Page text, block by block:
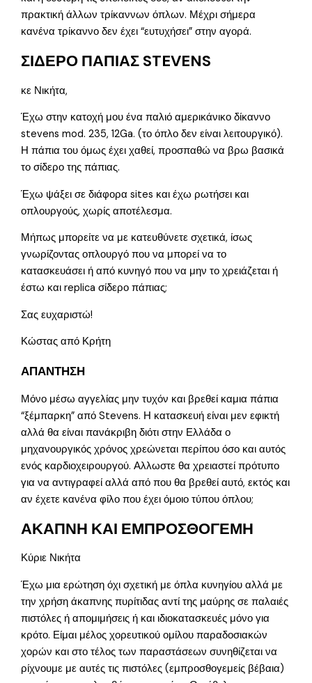
πρακτική άλλων τρίκαννων όπλων. Μέχρι σήμερα
κανένα τρίκαννο δεν έχει “ευτυχήσει” στην αγορά.
ΣΙΔΕΡΟ ΠΑΠΙΑΣ STEVENS
κε Νικήτα,
Έχω στην κατοχή μου ένα παλιό αμερικάνικο δίκαννο
stevens mod. 235, 12Ga. (το όπλο δεν είναι λειτουργικό).
Η πάπια του όμως έχει χαθεί, προσπαθώ να βρω βασικά
το σίδερο της πάπιας.
Έχω ψάξει σε διάφορα sites και έχω ρωτήσει και
οπλουργούς, χωρίς αποτέλεσμα.
Μήπως μπορείτε να με κατευθύνετε σχετικά, ίσως
γνωρίζοντας οπλουργό που να μπορεί να το
κατασκευάσει ή από κυνηγό που να μην το χρειάζεται ή
έστω και replica σίδερο πάπιας;
Σας ευχαριστώ!
Κώστας από Κρήτη
ΑΠΑΝΤΗΣΗ
Μόνο μέσω αγγελίας μην τυχόν και βρεθεί καμια πάπια
“ξέμπαρκη” από Stevens. Η κατασκευή είναι μεν εφικτή
αλλά θα είναι πανάκριβη διότι στην Ελλάδα ο
μηχανουργικός χρόνος χρεώνεται περίπου όσο και αυτός
ενός καρδιοχειρουργού. Αλλωστε θα χρειαστεί πρότυπο
για να αντιγραφεί αλλά από που θα βρεθεί αυτό, εκτός και
αν έχετε κανένα φίλο που έχει όμοιο τύπου όπλου;
ΑΚΑΠΝΗ ΚΑΙ ΕΜΠΡΟΣΘΟΓΕΜΗ
Κύριε Νικήτα
Έχω μια ερώτηση όχι σχετική με όπλα κυνηγίου αλλά με
την χρήση άκαπνης πυρίτιδας αντί της μαύρης σε παλαιές
πιστόλες ή απομιμήσεις ή και ιδιοκατασκευές μόνο για
κρότο. Είμαι μέλος χορευτικού ομίλου παραδοσιακών
χορών και στο τέλος των παραστάσεων συνηθίζεται να
ρίχνουμε με αυτές τις πιστόλες (εμπροσθογεμείς βέβαια)